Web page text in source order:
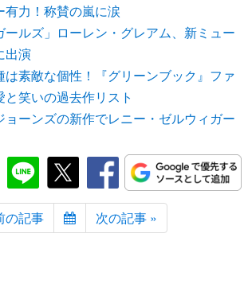
有力！称賛の嵐に涙
ールズ」ローレン・グレアム、新ミュー
出演
は素敵な個性！『グリーンブック』ファ
と笑いの過去作リスト
ョーンズの新作でレニー・ゼルウィガー
の記事 次の記事 »